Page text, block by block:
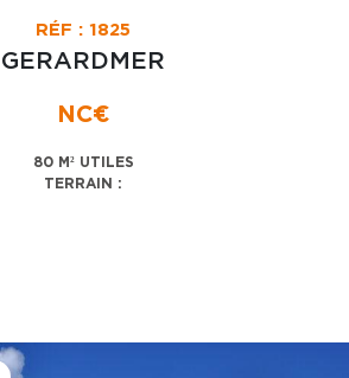
RÉF : 1825
GERARDMER
NC€
80 M² UTILES
TERRAIN :